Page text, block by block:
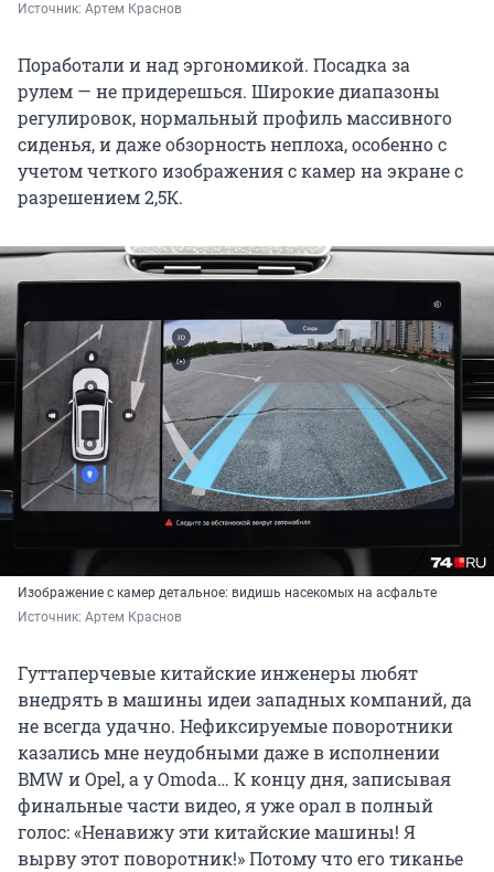
Источник: Артем Краснов
Поработали и над эргономикой. Посадка за
рулем — не придерешься. Широкие диапазоны
регулировок, нормальный профиль массивного
сиденья, и даже обзорность неплоха, особенно с
учетом четкого изображения с камер на экране с
разрешением 2,5К.
Изображение с камер детальное: видишь насекомых на асфальте
Источник: Артем Краснов
Гуттаперчевые китайские инженеры любят
внедрять в машины идеи западных компаний, да
не всегда удачно. Нефиксируемые поворотники
казались мне неудобными даже в исполнении
BMW и Opel, а у Omoda… К концу дня, записывая
финальные части видео, я уже орал в полный
голос: «Ненавижу эти китайские машины! Я
вырву этот поворотник!» Потому что его тиканье